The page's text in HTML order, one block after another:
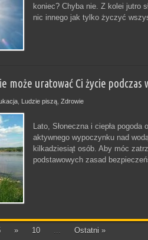
koniec? Chyba nie. Z kolei jutro
nic innego jak tylko życzyć
może uratować Ci życie podczas
, Ludzie piszą, Zdrowie
Lato, Słoneczna i ciepła
aktywnego wypoczynku nad
kilkadziesiąt osób. Aby móc
podstawowych zasad
» 10 ... Ostatni »